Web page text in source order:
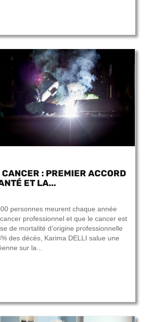
: PREMIER ACCORD
ET LA...
personnes meurent chaque année
professionnel et que le cancer est
de mortalité d’origine professionnelle
des décès, Karima DELLI salue une
sur la...